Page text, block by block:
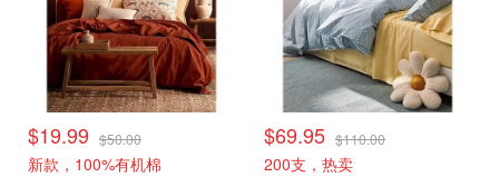
$19.99 $50.00
新款，100%有机棉
$69.95 $110.00
200支，热卖